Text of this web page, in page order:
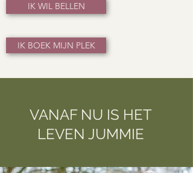
IK WIL BELLEN
IK BOEK MIJN PLEK
VANAF NU IS HET
LEVEN JUMMIE